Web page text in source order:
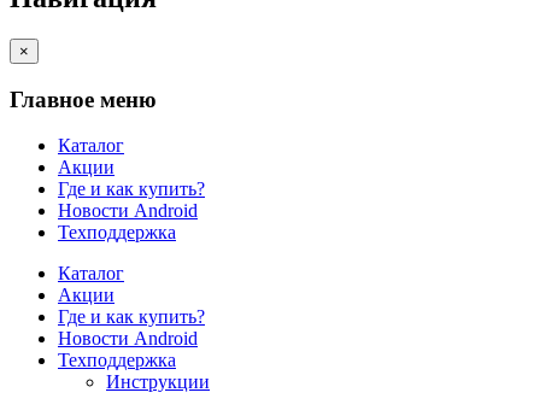
×
Главное меню
Каталог
Акции
Где и как купить?
Новости Android
Техподдержка
Каталог
Акции
Где и как купить?
Новости Android
Техподдержка
Инструкции